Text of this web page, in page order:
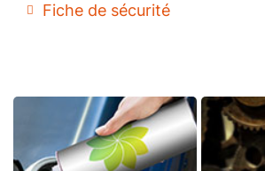
Fiche de sécurité